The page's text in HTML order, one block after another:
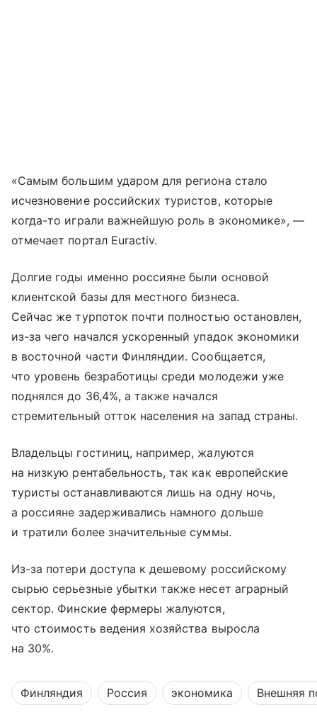
«Самым большим ударом для региона стало
исчезновение российских туристов, которые
когда-то играли важнейшую роль в экономике», —
отмечает портал Euractiv.
Долгие годы именно россияне были основой
клиентской базы для местного бизнеса.
Сейчас же турпоток почти полностью остановлен,
из-за чего начался ускоренный упадок экономики
в восточной части Финляндии. Сообщается,
что уровень безработицы среди молодежи уже
поднялся до 36,4%, а также начался
стремительный отток населения на запад страны.
Владельцы гостиниц, например, жалуются
на низкую рентабельность, так как европейские
туристы останавливаются лишь на одну ночь,
а россияне задерживались намного дольше
и тратили более значительные суммы.
Из-за потери доступа к дешевому российскому
сырью серьезные убытки также несет аграрный
сектор. Финские фермеры жалуются,
что стоимость ведения хозяйства выросла
на 30%.
Финляндия Россия экономика Внешняя